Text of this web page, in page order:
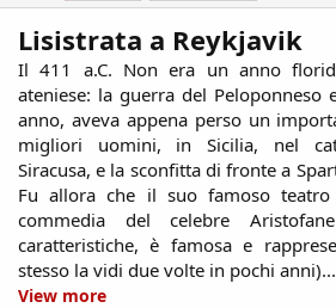
Lisistrata a Reykjavik
Il 411 a.C. Non era un anno
ateniese: la guerra del Peloponneso
anno, aveva appena perso un
migliori uomini, in Sicilia, nel
Siracusa, e la sconfitta di fronte a
Fu allora che il suo famoso teatro
commedia del celebre
caratteristiche, è famosa e
stesso la vidi due volte in pochi anni)...​
View more